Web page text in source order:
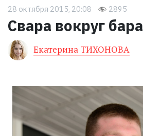
28 октября 2015, 20:08 2895
Свара вокруг бара
Екатерина ТИХОНОВА